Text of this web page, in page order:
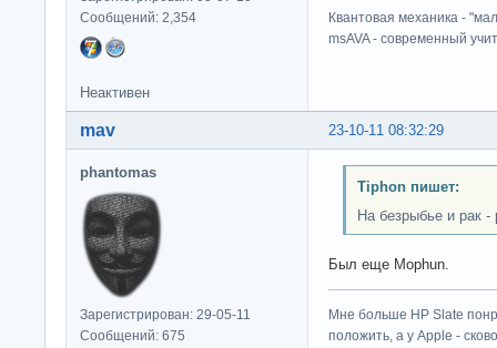
Сообщений: 2,354
Квантовая механика -
msAVA - современный
Неактивен
23-10-11 08:32:29
mav
phantomas
Зарегистрирован: 29-05-11
Сообщений: 675
Tiphon пишет:
На безрыбье и рак -
Был еще Mophun.
Мне больше HP Slate
положить, а у Apple -